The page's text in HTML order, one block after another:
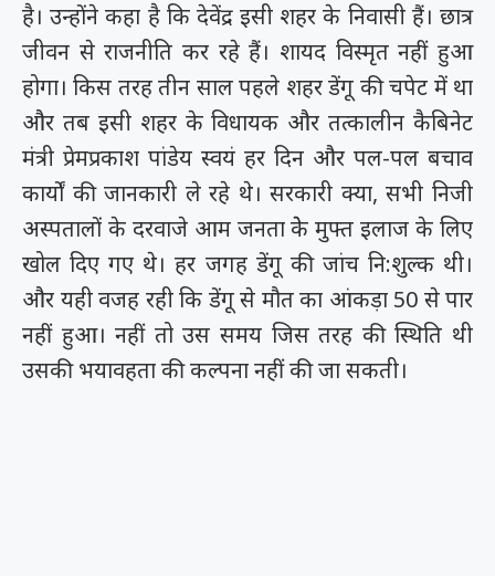
है। उन्होंने कहा है कि देवेंद्र इसी शहर के निवासी हैं। छात्र
जीवन से राजनीति कर रहे हैं। शायद विस्मृत नहीं हुआ
होगा। किस तरह तीन साल पहले शहर डेंगू की चपेट में था
और तब इसी शहर के विधायक और तत्कालीन कैबिनेट
मंत्री प्रेमप्रकाश पांडेय स्वयं हर दिन और पल-पल बचाव
कार्यों की जानकारी ले रहे थे। सरकारी क्या, सभी निजी
अस्पतालों के दरवाजे आम जनता केे मुफ्त इलाज के लिए
खोल दिए गए थे। हर जगह डेंगू की जांच नि:शुल्क थी।
और यही वजह रही कि डेंगू से मौत का आंकड़ा 50 से पार
नहीं हुआ। नहीं तो उस समय जिस तरह की स्थिति थी
उसकी भयावहता की कल्पना नहीं की जा सकती।